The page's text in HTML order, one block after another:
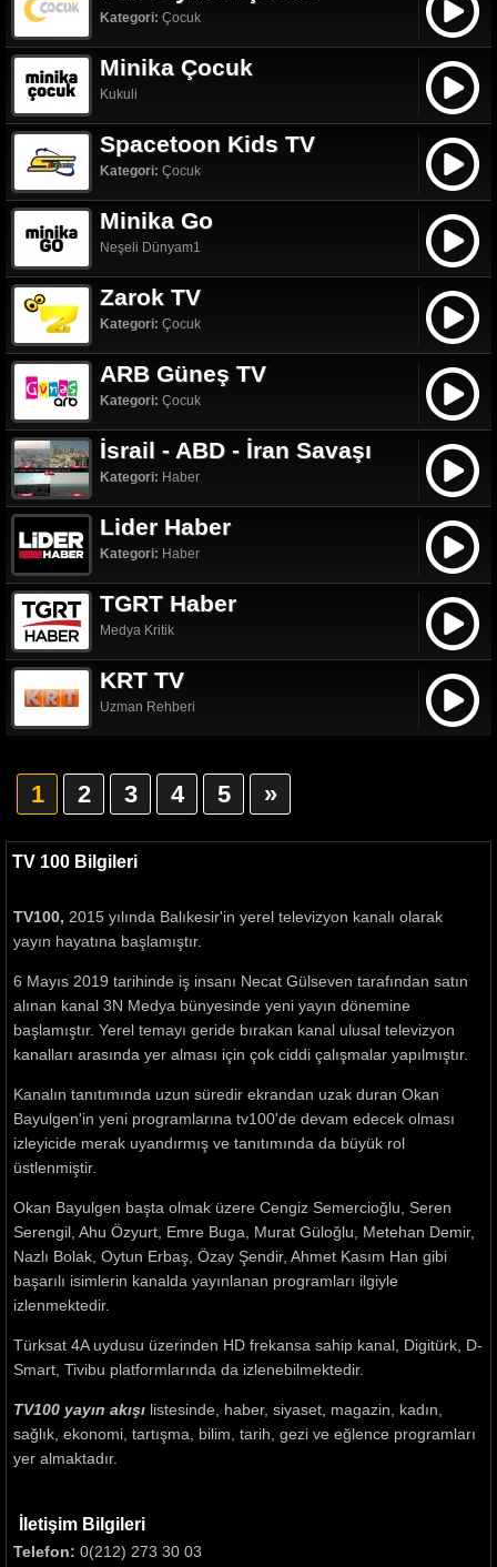
Kategori: Çocuk
Minika Çocuk
Kukuli
Spacetoon Kids TV
Kategori: Çocuk
Minika Go
Neşeli Dünyam1
Zarok TV
Kategori: Çocuk
ARB Güneş TV
Kategori: Çocuk
İsrail - ABD - İran Savaşı
Kategori: Haber
Lider Haber
Kategori: Haber
TGRT Haber
Medya Kritik
KRT TV
Uzman Rehberi
1 2 3 4 5 »
TV 100 Bilgileri
TV100, 2015 yılında Balıkesir'in yerel televizyon kanalı olarak
yayın hayatına başlamıştır.
6 Mayıs 2019 tarihinde iş insanı Necat Gülseven tarafından satın
alınan kanal 3N Medya bünyesinde yeni yayın dönemine
başlamıştır. Yerel temayı geride bırakan kanal ulusal televizyon
kanalları arasında yer alması için çok ciddi çalışmalar yapılmıştır.
Kanalın tanıtımında uzun süredir ekrandan uzak duran Okan
Bayulgen'in yeni programlarına tv100'de devam edecek olması
izleyicide merak uyandırmış ve tanıtımında da büyük rol
üstlenmiştir.
Okan Bayulgen başta olmak üzere Cengiz Semercioğlu, Seren
Serengil, Ahu Özyurt, Emre Buga, Murat Güloğlu, Metehan Demir,
Nazlı Bolak, Oytun Erbaş, Özay Şendir, Ahmet Kasım Han gibi
başarılı isimlerin kanalda yayınlanan programları ilgiyle
izlenmektedir.
Türksat 4A uydusu üzerinden HD frekansa sahip kanal, Digitürk, D-
Smart, Tivibu platformlarında da izlenebilmektedir.
TV100 yayın akışı listesinde, haber, siyaset, magazin, kadın,
sağlık, ekonomi, tartışma, bilim, tarih, gezi ve eğlence programları
yer almaktadır.
İletişim Bilgileri
Telefon: 0(212) 273 30 03